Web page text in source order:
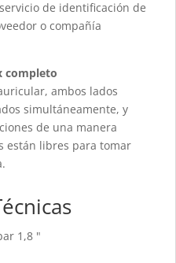
de identificación de
o compañía
completo
ambos lados
simultáneamente, y
de una manera
están libres para tomar
1,8 "